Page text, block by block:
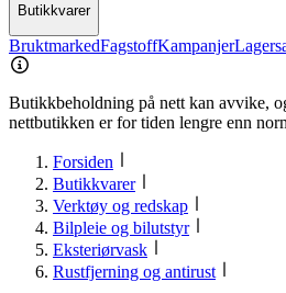
Butikkvarer
BruktmarkedFagstoffKampanjer
Butikkbeholdning på nett kan avvike,
nettbutikken er for tiden lengre enn
Forsiden
Butikkvarer
Verktøy og redskap
Bilpleie og bilutstyr
Eksteriørvask
Rustfjerning og antirust